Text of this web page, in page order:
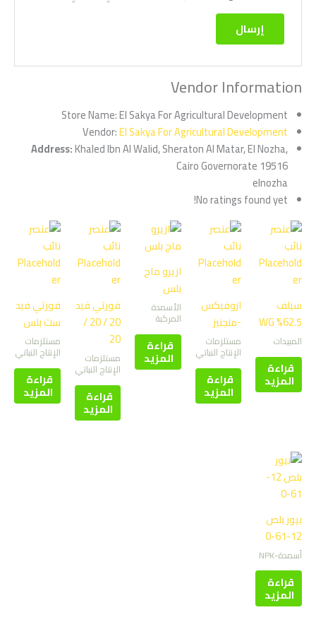
Vendor Information
Store Name:El Sakya For Agricultural Development ‏
Vendor:El Sakya For Agricultural Development ‏
Address:Khaled Ibn Al Walid, Sheraton Al Matar, El Nozha,
Cairo Governorate 19516
elnozha
No ratings found yet!
سيلف
62.5% WG
المبيدات
قراءة
المزيد
ازوفيكس
-منجنيز
مستلزمات
الإنتاج النباتي
قراءة
المزيد
ازيرو ماج
بلس
الأسمدة
المركبة
قراءة
المزيد
فورتي فيد
20 / 20 /
20
مستلزمات
الإنتاج النباتي
قراءة
المزيد
فورتي فيد
ست بلس
مستلزمات
الإنتاج النباتي
قراءة
المزيد
بيور بلص
12-61-0
أسمدة-NPK
قراءة
المزيد